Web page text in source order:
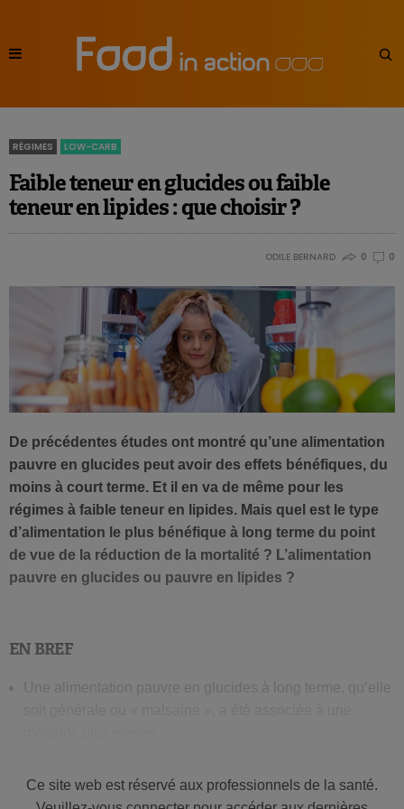
RÉGIMES LOW-CARB
Faible teneur en glucides ou faible
teneur en lipides : que choisir ?
ODILE BERNARD 0 0
De précédentes études ont montré qu’une alimentation
pauvre en glucides peut avoir des effets bénéfiques, du
moins à court terme. Et il en va de même pour les
régimes à faible teneur en lipides. Mais quel est le type
d’alimentation le plus bénéfique à long terme du point
de vue de la réduction de la mortalité ? L’alimentation
pauvre en glucides ou pauvre en lipides ?
EN BREF
Une alimentation pauvre en glucides à long terme, qu’elle
terme est en revanche associée à une diminution du
Ce site web est réservé aux professionnels de la santé.